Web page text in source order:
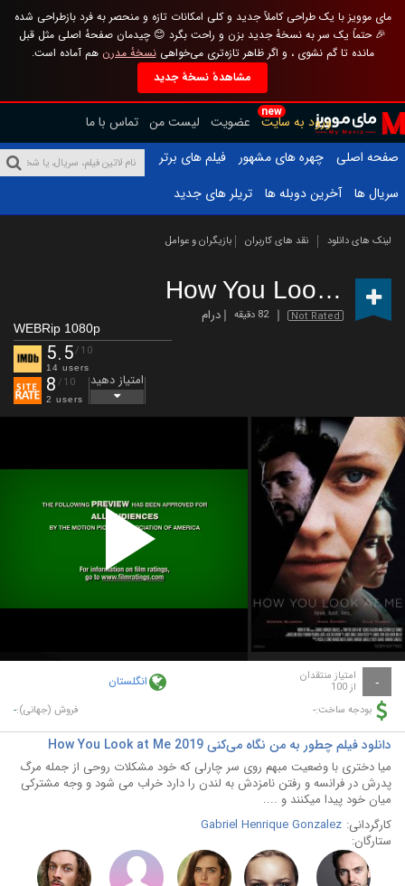
مای موویز با یک طراحی کاملاً جدید و کلی امکانات تازه و منحصر به فرد بازطراحی شده
🎉 حتماً یک سر به نسخهٔ جدید بزن و راحت بگرد 😊 چیدمان صفحهٔ اصلی مثل قبل
مانده تا گم نشوی ، و اگر ظاهر تازه‌تری می‌خواهینسخهٔ مدرن هم آماده است.
مشاهدهٔ نسخهٔ جدید
new
ورود به سایت عضویت لیست من تماس با ما
صفحه اصلی
چهره های مشهور
فیلم های برتر
سریال ها
آخرین دوبله ها تریلر های جدید
لینک های دانلود نقد های کاربران بازیگران و عوامل
How You Look at Me
Not Rated 82 دقیقه درام
WEBRip 1080p
5.5/10
14 users
8 /10
2 users
امتیاز دهید
Play
Video
- امتیاز منتقدان
از 100 انگلستان
بودجه ساخت:- فروش (جهانی):-
دانلود فیلم چطور به من نگاه می‌کنی How You Look at Me 2019
میا دختری با وضعیت مبهم روی سر چارلی که خود مشکلات روحی از جمله مرگ
پدرش در فرانسه و رفتن نامزدش به لندن را دارد خراب می شود و وجه مشترکی
میان خود پیدا میکنند و ....
کارگردانی: Gabriel Henrique Gonzalez
ستارگان: